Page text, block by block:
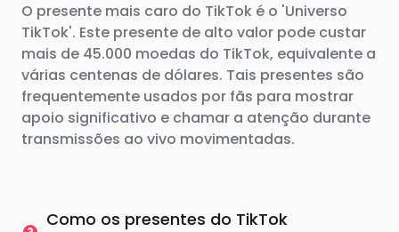
O presente mais caro do TikTok é o 'Universo
TikTok'. Este presente de alto valor pode custar
mais de 45.000 moedas do TikTok, equivalente a
várias centenas de dólares. Tais presentes são
frequentemente usados ​​por fãs para mostrar
apoio significativo e chamar a atenção durante
transmissões ao vivo movimentadas.
Como os presentes do TikTok